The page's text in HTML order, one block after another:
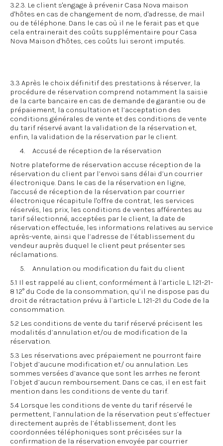
3.2.3. Le client s'engage à prévenir Casa Nova maison
d'hôtes en cas de changement de nom, d'adresse, de mail
ou de téléphone. Dans le cas où il ne le ferait pas et que
cela entrainerait des coûts supplémentaire pour Casa
Nova Maison d'hôtes, ces coûts lui seront imputés.
3.3 Après le choix définitif des prestations à réserver, la
procédure de réservation comprend notamment la saisie
de la carte bancaire en cas de demande de garantie ou de
prépaiement, la consultation et l’acceptation des
conditions générales de vente et des conditions de vente
du tarif réservé avant la validation de la réservation et,
enfin, la validation de la réservation par le client.
4. Accusé de réception de la réservation
Notre plateforme de réservation accuse réception de la
réservation du client par l’envoi sans délai d’un courrier
électronique. Dans le cas de la réservation en ligne,
l'accusé de réception de la réservation par courrier
électronique récapitule l'offre de contrat, les services
réservés, les prix, les conditions de ventes afférentes au
tarif sélectionné, acceptées par le client, la date de
réservation effectuée, les informations relatives au service
après-vente, ainsi que l’adresse de l’établissement du
vendeur auprès duquel le client peut présenter ses
réclamations.
5. Annulation ou modification du fait du client
5.1 Il est rappelé au client, conformément à l’article L. 121-21-
8 12° du Code de la consommation, qu’il ne dispose pas du
droit de rétractation prévu à l’article L. 121-21 du Code de la
consommation.
5.2 Les conditions de vente du tarif réservé précisent les
modalités d’annulation et/ou de modification de la
réservation.
5.3 Les réservations avec prépaiement ne pourront faire
l’objet d’aucune modification et/ ou annulation. Les
sommes versées d’avance que sont les arrhes ne feront
l’objet d’aucun remboursement. Dans ce cas, il en est fait
mention dans les conditions de vente du tarif.
5.4 Lorsque les conditions de vente du tarif réservé le
permettent, l’annulation de la réservation peut s’effectuer
directement auprès de l’établissement, dont les
coordonnées téléphoniques sont précisées sur la
confirmation de la réservation envoyée par courrier